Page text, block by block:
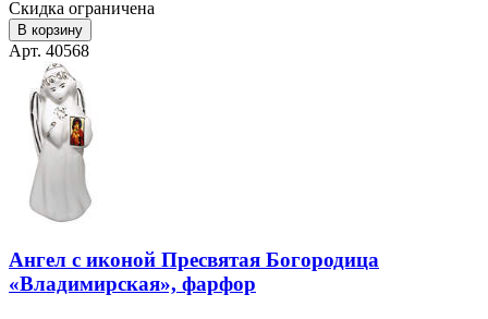
Скидка ограничена
В корзину
Арт. 40568
Ангел с иконой Пресвятая Богородица
«Владимирская», фарфор